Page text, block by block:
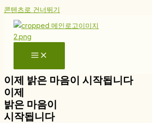
콘텐츠로 건너뛰기
이제 밝은 마음이 시작됩니다
이제
밝은 마음이
시작됩니다